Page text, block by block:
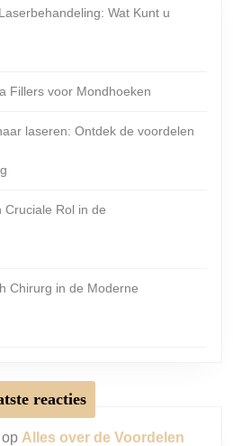
Wat Kunt u
Fillers voor Mondhoeken
laseren: Ontdek de voordelen
Cruciale Rol in de
Chirurg in de Moderne
reacties
op Alles over de Voordelen